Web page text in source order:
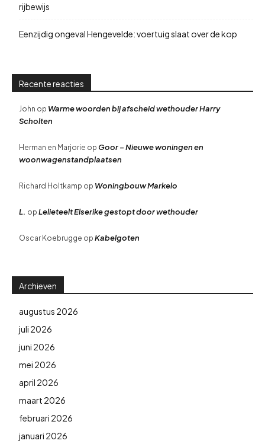
rijbewijs
Eenzijdig ongeval Hengevelde: voertuig slaat over de kop
Recente reacties
John op Warme woorden bij afscheid wethouder Harry
Scholten
Herman en Marjorie op Goor – Nieuwe woningen en
woonwagenstandplaatsen
Richard Holtkamp op Woningbouw Markelo
L. op Lelieteelt Elserike gestopt door wethouder
Oscar Koebrugge op Kabelgoten
Archieven
augustus 2026
juli 2026
juni 2026
mei 2026
april 2026
maart 2026
februari 2026
januari 2026